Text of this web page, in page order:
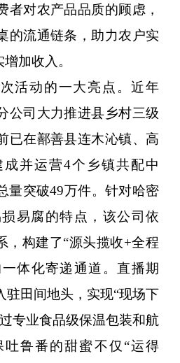
者对农产品品质的顾虑，
的流通链条，助力农户实
加收入。
活动的一大亮点。近年
公司大力推进县乡村三级
已在鄯善县连木沁镇、高
成并运营4个乡镇共配中
量突破49万件。针对哈密
易腐的特点，该公司依
，构建了“源头揽收+全程
体化寄递通道。直播期
驻田间地头，实现“现场下
专业食品级保温包装和航
鲁番的甜蜜不仅“运得